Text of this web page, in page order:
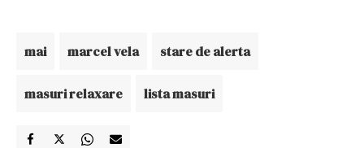
mai marcel vela stare de alerta
masuri relaxare lista masuri